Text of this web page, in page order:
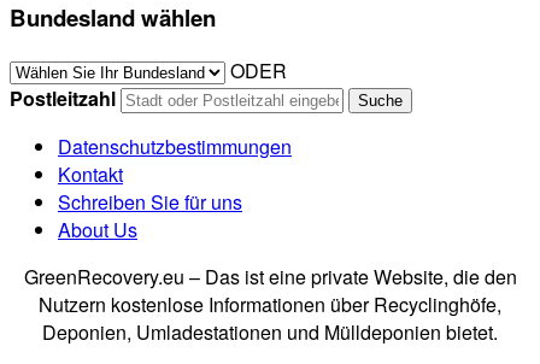
Bundesland wählen
ODER
Postleitzahl
Datenschutzbestimmungen
Kontakt
Schreiben Sie für uns
About Us
GreenRecovery.eu – Das ist eine private Website, die den
Nutzern kostenlose Informationen über Recyclinghöfe,
Deponien, Umladestationen und Mülldeponien bietet.